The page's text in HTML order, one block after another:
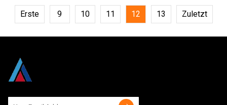
Erste 9 10 11 12 13 Zuletzt